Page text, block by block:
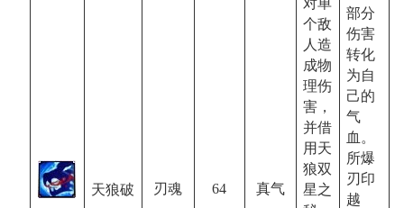
天狼破 刃魂 64 真气
对单
个敌
人造
成物
理伤
害，
并借
用天
狼双
星之
部分
伤害
转化
为自
己的
气
血。
所爆
刃印
越